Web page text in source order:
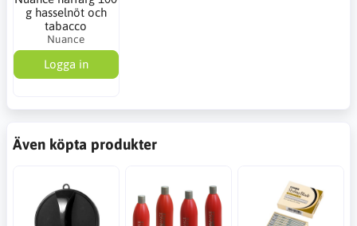
g hasselnöt och
tabacco
Nuance
Logga in
Även köpta produkter